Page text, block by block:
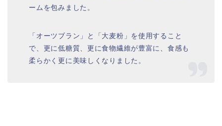
ームを包みました。
「オーツブラン」と「大麦粉」を使用すること
で、更に低糖質、更に食物繊維が豊富に、食感も
柔らかく更に美味しくなりました。